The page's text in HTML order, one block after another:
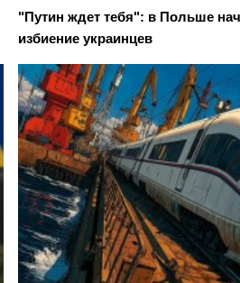
"Путин ждет тебя": в Польше
избиение украинцев